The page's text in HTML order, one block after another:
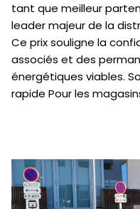
tant que meilleur
leader majeur de la
Ce prix souligne la
associés et des
énergétiques viables.
rapide Pour les